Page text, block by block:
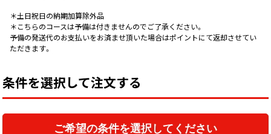
＊土日祝日の納期加算除外品
＊こちらのコースは予備は付きませんのでご了承ください。
予備の発送代のお支払いをお済ませ頂いた場合はポイントにて返却させてい
ただきます。
条件を選択して注文する
ご希望の条件を選択してください